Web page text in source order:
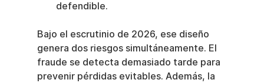
defendible.
Bajo el escrutinio de 2026, ese diseño
genera dos riesgos simultáneamente. El
fraude se detecta demasiado tarde para
prevenir pérdidas evitables. Además, la